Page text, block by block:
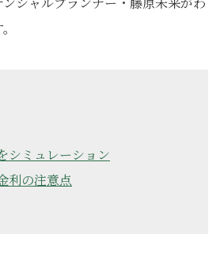
シミュレーション
利の注意点